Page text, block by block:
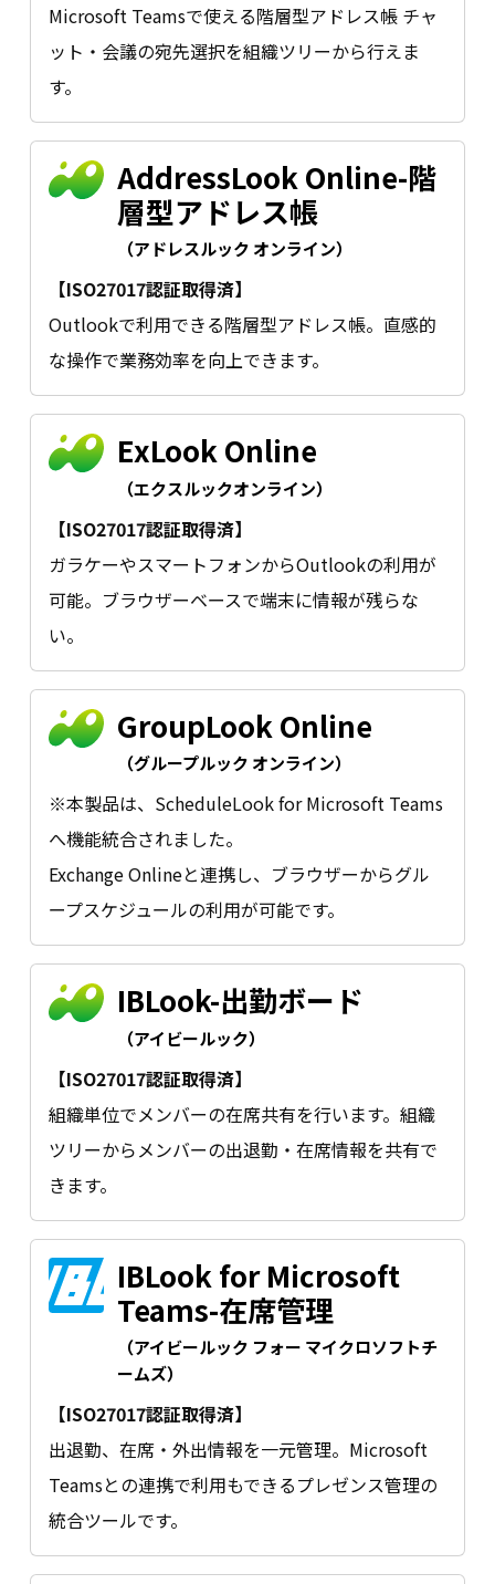
Microsoft Teamsで使える階層型アドレス帳 チャ
ット・会議の宛先選択を組織ツリーから行えま
す。
AddressLook Online-階
層型アドレス帳
（アドレスルック オンライン）
【ISO27017認証取得済】
Outlookで利用できる階層型アドレス帳。直感的
な操作で業務効率を向上できます。
ExLook Online
（エクスルックオンライン）
【ISO27017認証取得済】
ガラケーやスマートフォンからOutlookの利用が
可能。ブラウザーベースで端末に情報が残らな
い。
GroupLook Online
（グループルック オンライン）
※本製品は、ScheduleLook for Microsoft Teams
へ機能統合されました。
Exchange Onlineと連携し、ブラウザーからグル
ープスケジュールの利用が可能です。
IBLook-出勤ボード
（アイビールック）
【ISO27017認証取得済】
組織単位でメンバーの在席共有を行います。組織
ツリーからメンバーの出退勤・在席情報を共有で
きます。
IBLook for Microsoft
Teams-在席管理
（アイビールック フォー マイクロソフトチ
ームズ）
【ISO27017認証取得済】
出退勤、在席・外出情報を一元管理。Microsoft
Teamsとの連携で利用もできるプレゼンス管理の
統合ツールです。